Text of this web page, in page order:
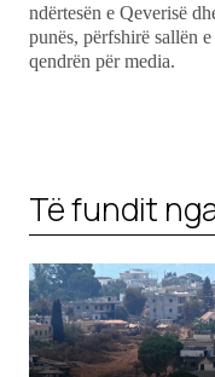
ndërtesën e Qeverisë
punës, përfshirë sallën
qendrën për media.
Të fundit